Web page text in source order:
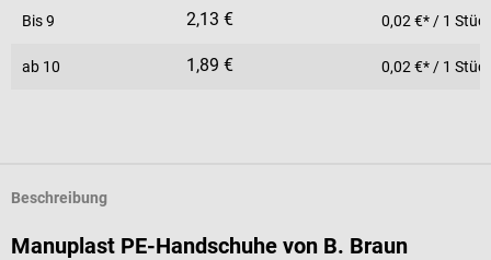
Bis9 2,13 € 0,02 €* / 1
ab 10 1,89 € 0,02 €* / 1
Beschreibung
Manuplast PE-Handschuhe von B. Braun